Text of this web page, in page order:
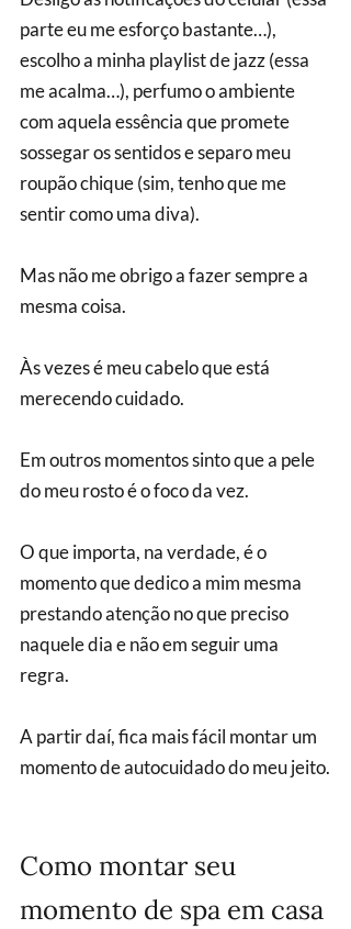
parte eu me esforço bastante…),
escolho a minha playlist de jazz (essa
me acalma…), perfumo o ambiente
com aquela essência que promete
sossegar os sentidos e separo meu
roupão chique (sim, tenho que me
sentir como uma diva).
Mas não me obrigo a fazer sempre a
mesma coisa.
Às vezes é meu cabelo que está
merecendo cuidado.
Em outros momentos sinto que a pele
do meu rosto é o foco da vez.
O que importa, na verdade, é o
momento que dedico a mim mesma
prestando atenção no que preciso
naquele dia e não em seguir uma
regra.
A partir daí, fica mais fácil montar um
momento de autocuidado do meu jeito.
Como montar seu
momento de spa em casa